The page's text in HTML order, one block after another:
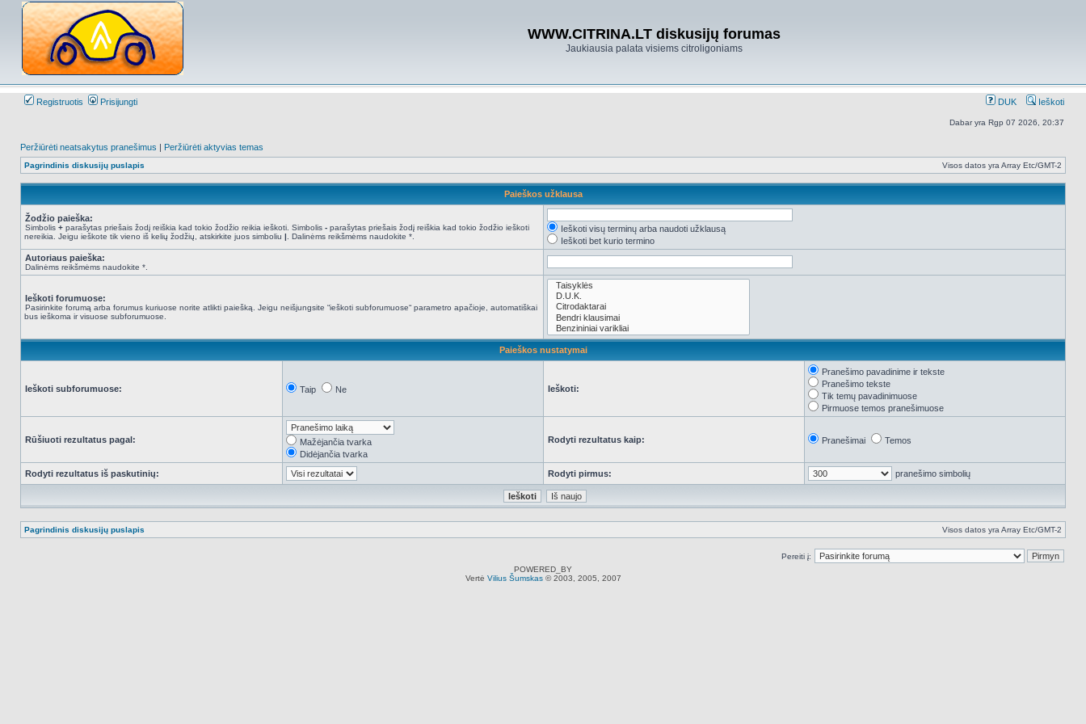
WWW.CITRINA.LT diskusijų forumas
Jaukiausia palata visiems citroligoniams
Registruotis Prisijungti DUK Ieškoti
Dabar yra Rgp 07 2026, 20:37
Peržiūrėti neatsakytus pranešimus | Peržiūrėti aktyvias temas
Pagrindinis diskusijų puslapis Visos datos yra Array Etc/GMT-2
Paieškos užklausa
Žodžio paieška:
Simbolis + parašytas priešais žodį reiškia kad tokio žodžio reikia ieškoti. Simbolis - parašytas priešais žodį reiškia kad tokio žodžio ieškoti
nereikia. Jeigu ieškote tik vieno iš kelių žodžių, atskirkite juos simboliu | . Dalinėms reikšmėms naudokite *.
Ieškoti visų terminų arba naudoti užklausą
Ieškoti bet kurio termino
Autoriaus paieška:
Dalinėms reikšmėms naudokite *.
Ieškoti forumuose:
Pasirinkite forumą arba forumus kuriuose norite atlikti paiešką. Jeigu neišjungsite “ieškoti subforumuose“ parametro apačioje, automatiškai
bus ieškoma ir visuose subforumuose.
Paieškos nustatymai
Ieškoti subforumuose: Taip Ne Ieškoti:
Pranešimo pavadinime ir tekste
Pranešimo tekste
Tik temų pavadinimuose
Pirmuose temos pranešimuose
Rūšiuoti rezultatus pagal:
Mažėjančia tvarka
Didėjančia tvarka
Rodyti rezultatus kaip: Pranešimai Temos
Rodyti rezultatus iš paskutinių: Rodyti pirmus: pranešimo simbolių
Pagrindinis diskusijų puslapis Visos datos yra Array Etc/GMT-2
Pereiti į:
POWERED_BY
Vertė Vilius Šumskas© 2003, 2005, 2007